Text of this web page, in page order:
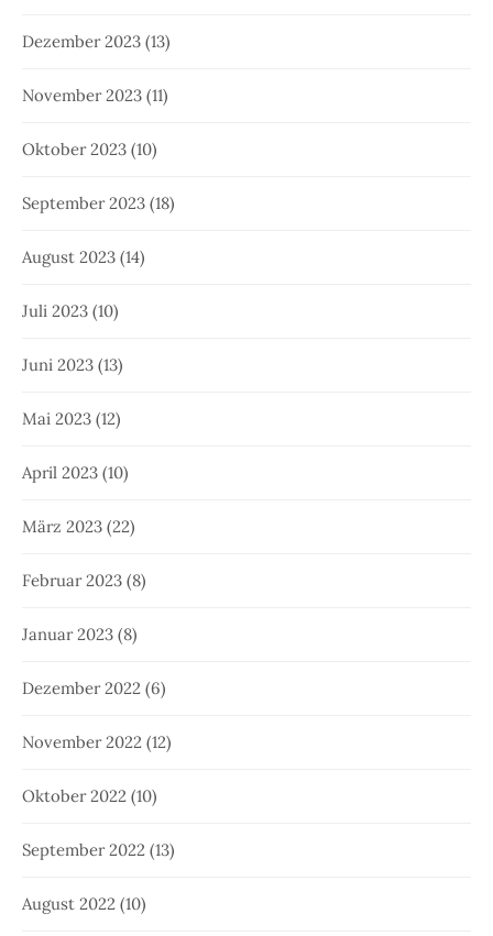
Dezember 2023 (13)
November 2023 (11)
Oktober 2023 (10)
September 2023 (18)
August 2023 (14)
Juli 2023 (10)
Juni 2023 (13)
Mai 2023 (12)
April 2023 (10)
März 2023 (22)
Februar 2023 (8)
Januar 2023 (8)
Dezember 2022 (6)
November 2022 (12)
Oktober 2022 (10)
September 2022 (13)
August 2022 (10)